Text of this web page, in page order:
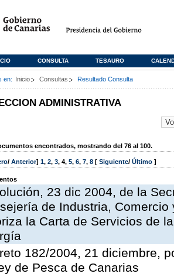
CONSULTA TESAURO
en: Inicio Consultas Resultado Consulta
ADMINISTRATIVA
encontrados, mostrando del 76 al 100.
/ Anterior] 1, 2, 3, 4, 5, 6, 7, 8 [ Siguiente/ Último ]
23 dic 2004, de la
de Industria,
la Carta de Servicios de
182/2004, 21 diciembre,
de Pesca de Canarias